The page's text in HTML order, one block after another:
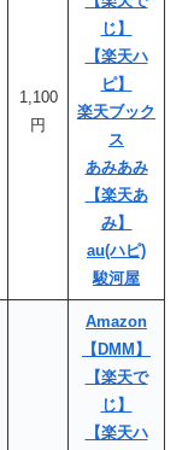
1,100
円
じ】
【楽天ハ
ピ】
楽天ブック
ス
あみあみ
【楽天あ
み】
au(ハピ)
駿河屋
Amazon
【DMM】
【楽天で
じ】
【楽天ハ